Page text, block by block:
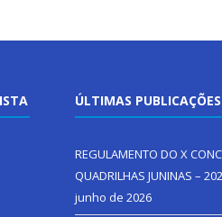
ÚLTIMAS PUBLICAÇÕES
REGULAMENTO DO X
QUADRILHAS JUNINAS –
junho de 2026